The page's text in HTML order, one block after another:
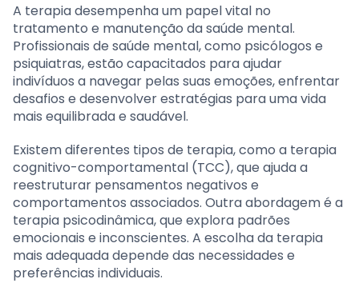
A terapia desempenha um papel vital no
tratamento e manutenção da saúde mental.
Profissionais de saúde mental, como psicólogos e
psiquiatras, estão capacitados para ajudar
indivíduos a navegar pelas suas emoções, enfrentar
desafios e desenvolver estratégias para uma vida
mais equilibrada e saudável.
Existem diferentes tipos de terapia, como a terapia
cognitivo-comportamental (TCC), que ajuda a
reestruturar pensamentos negativos e
comportamentos associados. Outra abordagem é a
terapia psicodinâmica, que explora padrões
emocionais e inconscientes. A escolha da terapia
mais adequada depende das necessidades e
preferências individuais.